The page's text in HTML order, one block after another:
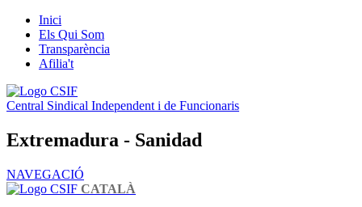
Inici
Els Qui Som
Transparència
Afilia't
Central Sindical Independent i de Funcionaris
Extremadura - Sanidad
NAVEGACIÓ
CATALÀ